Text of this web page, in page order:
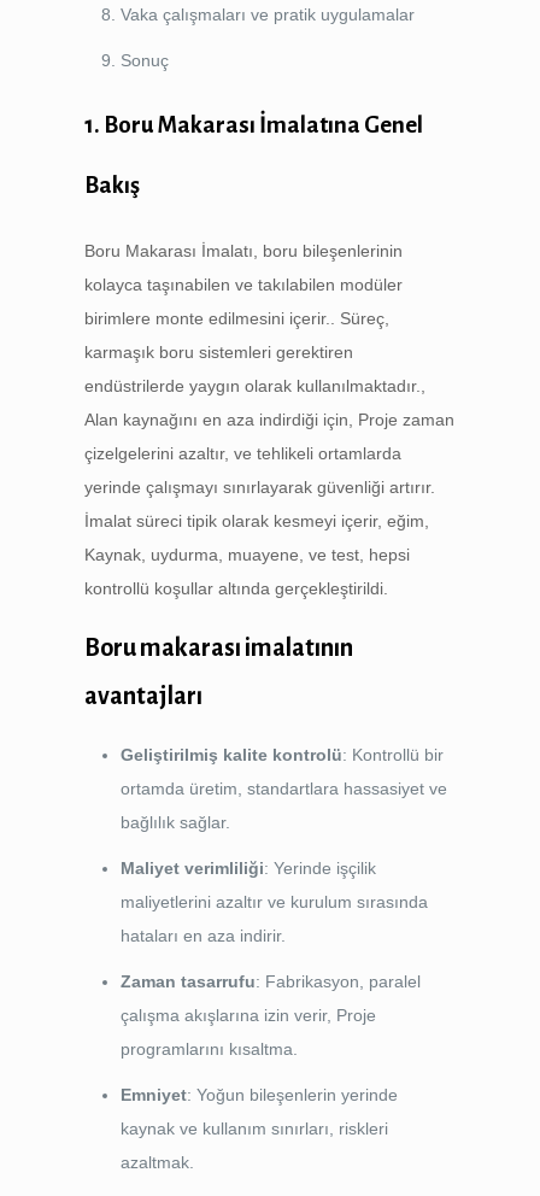
Vaka çalışmaları ve pratik uygulamalar
Sonuç
1. Boru Makarası İmalatına Genel
Bakış
Boru Makarası İmalatı, boru bileşenlerinin
kolayca taşınabilen ve takılabilen modüler
birimlere monte edilmesini içerir.. Süreç,
karmaşık boru sistemleri gerektiren
endüstrilerde yaygın olarak kullanılmaktadır.,
Alan kaynağını en aza indirdiği için, Proje zaman
çizelgelerini azaltır, ve tehlikeli ortamlarda
yerinde çalışmayı sınırlayarak güvenliği artırır.
İmalat süreci tipik olarak kesmeyi içerir, eğim,
Kaynak, uydurma, muayene, ve test, hepsi
kontrollü koşullar altında gerçekleştirildi.
Boru makarası imalatının
avantajları
Geliştirilmiş kalite kontrolü: Kontrollü bir
ortamda üretim, standartlara hassasiyet ve
bağlılık sağlar.
Maliyet verimliliği: Yerinde işçilik
maliyetlerini azaltır ve kurulum sırasında
hataları en aza indirir.
Zaman tasarrufu: Fabrikasyon, paralel
çalışma akışlarına izin verir, Proje
programlarını kısaltma.
Emniyet: Yoğun bileşenlerin yerinde
kaynak ve kullanım sınırları, riskleri
azaltmak.